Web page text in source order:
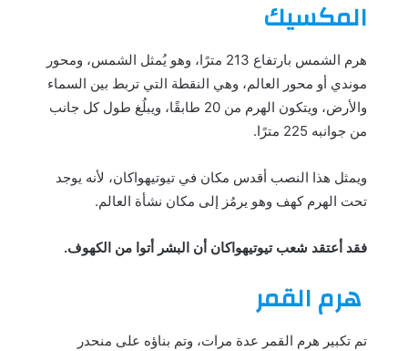
المكسيك
هرم الشمس بارتفاع 213 مترًا، وهو يُمثل الشمس، ومحور
موندي أو محور العالم، وهي النقطة التي تربط بين السماء
والأرض، ويتكون الهرم من 20 طابقًا، ويبلُغ طول كل جانب
من جوانبه 225 مترًا.
ويمثل هذا النصب أقدس مكان في تيوتيهواكان، لأنه يوجد
تحت الهرم كهف وهو يرمُز إلى مكان نشأة العالم.
فقد أعتقد شعب تيوتيهواكان أن البشر أتوا من الكهوف.
هرم القمر
تم تكبير هرم القمر عدة مرات، وتم بناؤه على منحدر